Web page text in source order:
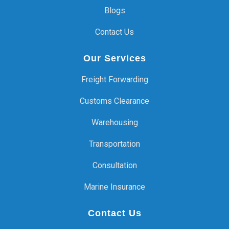
Blogs
Contact Us
Our Services
Freight Forwarding
Customs Clearance
Warehousing
Transportation
Consultation
Marine Insurance
Contact Us